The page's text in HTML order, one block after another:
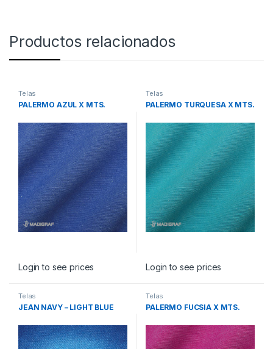
Productos relacionados
Telas
PALERMO AZUL X MTS.
Login to see prices
Telas
PALERMO TURQUESA X MTS.
Login to see prices
Telas
JEAN NAVY – LIGHT BLUE
Telas
PALERMO FUCSIA X MTS.